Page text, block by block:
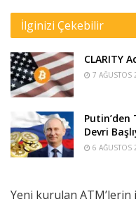
İlginizi Çekebilir
CLARITY
7 AĞUSTOS
Devri
6 AĞUSTOS
Yeni kurulan ATM’lerin